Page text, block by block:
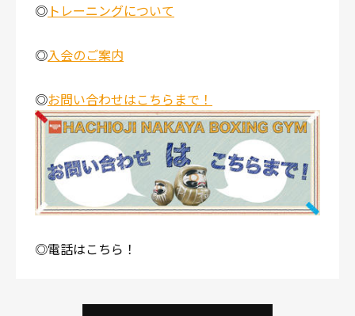
◎ トレーニングについて
◎入会のご案内
◎お問い合わせはこちらまで！
◎電話はこちら！